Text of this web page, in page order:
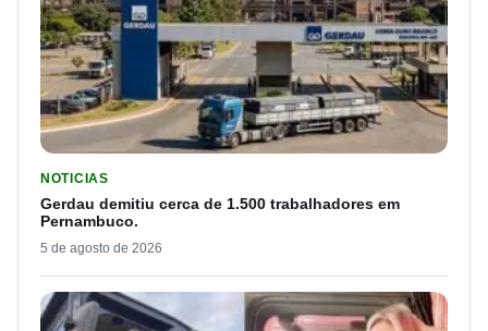
NOTICIAS
Gerdau demitiu cerca de 1.500 trabalhadores em
Pernambuco.
5 de agosto de 2026